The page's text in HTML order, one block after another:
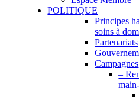
POLITIQUE
Principes
soins à
Partenariats
Campagnes
–